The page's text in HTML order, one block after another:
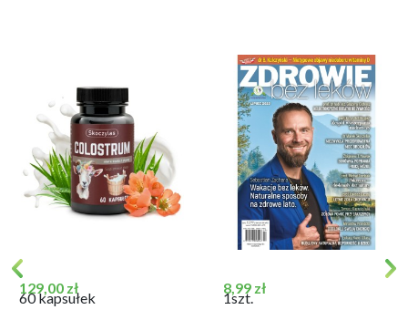
Cena
129,00 zł
60 kapsułek
Cena
8,99 zł
1szt.